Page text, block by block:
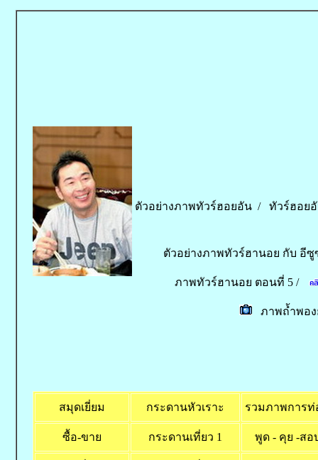
ตัวอย่างภาพทัวร์ฮอยอัน / ทัวร์ฮอย
ตัวอย่างภาพทัวร์ฮานอย กับ อี
ภาพทัวร์ฮานอย ตอนที่ 5 /
ภาพถ้ำพอง
สมุดเยี่ยม กระดานหัวเราะ รวมภาพการท่
ซื้อ-ขาย กระดานเที่ยว 1 พูด - คุย -สอ